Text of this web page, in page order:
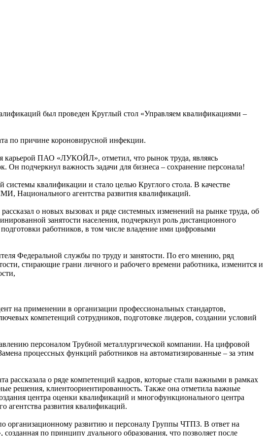
был проведен Круглый стол «Управляем квалификациями –
по причине короновирусной инфекции.
карьерой ПАО «ЛУКОЙЛ», отметил, что рынок труда, являясь
подчеркнул важность задачи для бизнеса – сохранение персонала!
квалификации и стало целью Круглого стола. В качестве
Национального агентства развития квалификаций.
о новых вызовах и ряде системных изменений на рынке труда, об
занятости населения, подчеркнул роль дистанционного
работников, в том числе владение ими цифровыми
Федеральной службы по труду и занятости. По его мнению, ряд
стирающие грани личного и рабочего времени работника, изменится и
на применении в организации профессиональных стандартов,
компетенций сотрудников, подготовке лидеров, создании условий
персоналом Трубной металлургической компании. На цифровой
процессных функций работников на автоматизированные – за этим
о ряде компетенций кадров, которые стали важными в рамках
решения, клиентоориентированность. Также она отметила важные
центра оценки квалификаций и многофункционального центра
развития квалификаций.
организационному развитию и персоналу Группы ЧТПЗ. В ответ на
по принципу дуального образования, что позволяет после